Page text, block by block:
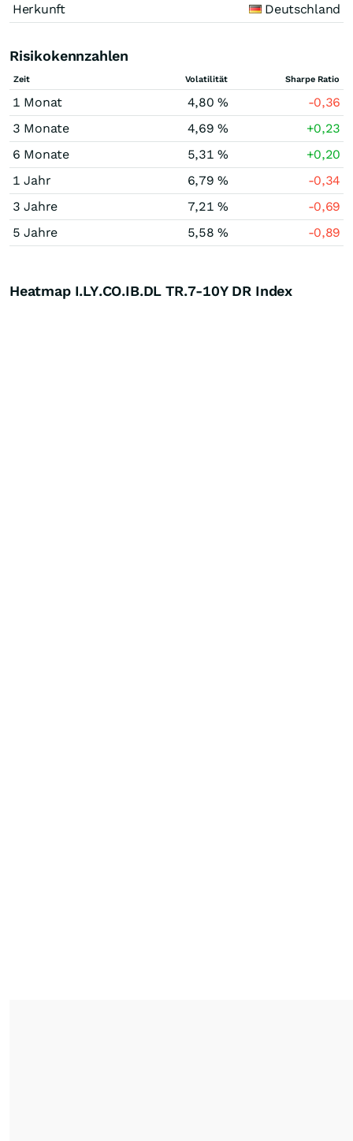
Herkunft Deutschland
Risikokennzahlen
Zeit Volatilität Sharpe Ratio
1 Monat 4,80 %
-0,36
3 Monate
4,69 %
+0,23
6 Monate
5,31 %
+0,20
1 Jahr
6,79 %
-0,34
3 Jahre
7,21 %
-0,69
5 Jahre
5,58 % -0,89
Heatmap I.LY.CO.IB.DL TR.7-10Y DR Index